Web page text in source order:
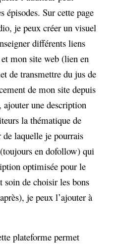
épisodes. Sur cette page
je peux créer un visuel
différents liens
mon site web (lien en
de transmettre du jus de
de mon site depuis
une description
la thématique de
laquelle je pourrais
(toujours en dofollow) qui
optimisée pour le
soin de choisir les bons
je peux l’ajouter à
plateforme permet